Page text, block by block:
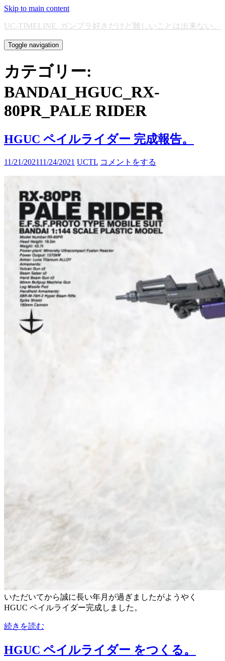
Skip to main content
UC-TIMELINE. ガンプラ好きだけど難しいことは出来ない。
Toggle navigation
カテゴリー:
BANDAI_HGUC_RX-
80PR_PALE RIDER
HGUC ペイルライダー 完成報告。
11/21/202111/24/2021 UCTL コメントをする
いただいてから誠に長い年月が過ぎましたがようやく
HGUC ペイルライダー完成しました。
続きを読む
HGUC ペイルライダー をつくる。